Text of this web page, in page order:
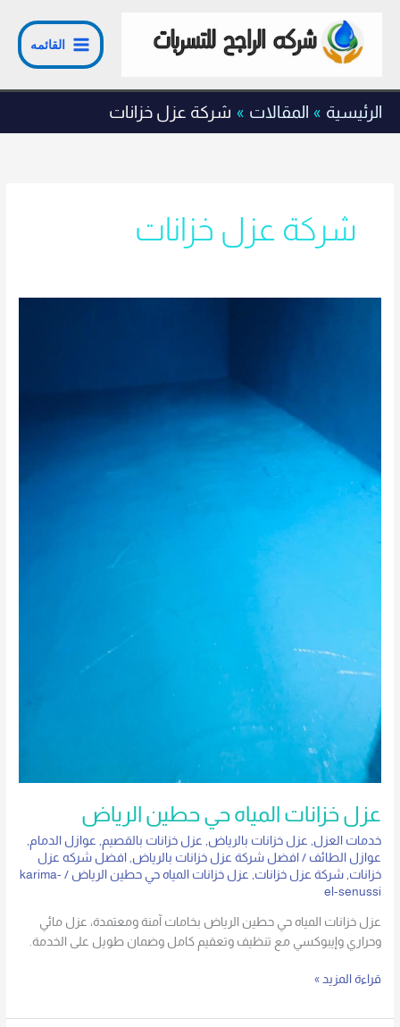
المحتوى
القائمه
الرئيسية المقالات شركة عزل خزانات
شركة عزل خزانات
عزل خزانات المياه حي حطين الرياض
خدمات العزل, عزل خزانات بالرياض, عزل خزانات بالقصيم, عوازل الدمام,
عوازل الطائف / افضل شركة عزل خزانات بالرياض, افضل شركه عزل
خزانات,شركة عزل خزانات, عزل خزانات المياه حي حطين الرياض /
karima-
el-senussi
عزل خزانات المياه حي حطين الرياض بخامات آمنة ومعتمدة، عزل مائي
وحراري وإيبوكسي مع تنظيف وتعقيم كامل وضمان طويل على الخدمة.
قراءة المزيد »